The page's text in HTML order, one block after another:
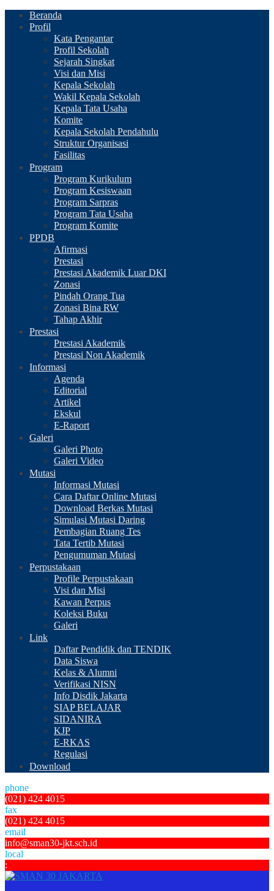
Beranda
Profil
Kata Pengantar
Profil Sekolah
Sejarah Singkat
Visi dan Misi
Kepala Sekolah
Wakil Kepala Sekolah
Kepala Tata Usaha
Komite
Kepala Sekolah Pendahulu
Struktur Organisasi
Fasilitas
Program
Program Kurikulum
Program Kesiswaan
Program Sarpras
Program Tata Usaha
Program Komite
PPDB
Afirmasi
Prestasi
Prestasi Akademik Luar DKI
Zonasi
Pindah Orang Tua
Zonasi Bina RW
Tahap Akhir
Prestasi
Prestasi Akademik
Prestasi Non Akademik
Informasi
Agenda
Editorial
Artikel
Ekskul
E-Raport
Galeri
Galeri Photo
Galeri Video
Mutasi
Informasi Mutasi
Cara Daftar Online Mutasi
Download Berkas Mutasi
Simulasi Mutasi Daring
Pembagian Ruang Tes
Tata Tertib Mutasi
Pengumuman Mutasi
Perpustakaan
Profile Perpustakaan
Visi dan Misi
Kawan Perpus
Koleksi Buku
Galeri
Link
Daftar Pendidik dan TENDIK
Data Siswa
Kelas & Alumni
Verifikasi NISN
Info Disdik Jakarta
SIAP BELAJAR
SIDANIRA
KJP
E-RKAS
Regulasi
Download
phone
(021) 424 4015
fax
(021) 424 4015
email
info@sman30-jkt.sch.id
local
: